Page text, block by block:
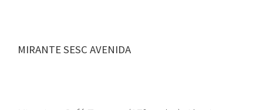
MIRANTE SESC AVENIDA